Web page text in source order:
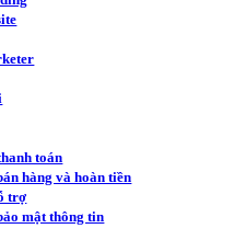
toán
hàng và hoàn tiền
trợ
mật thông tin